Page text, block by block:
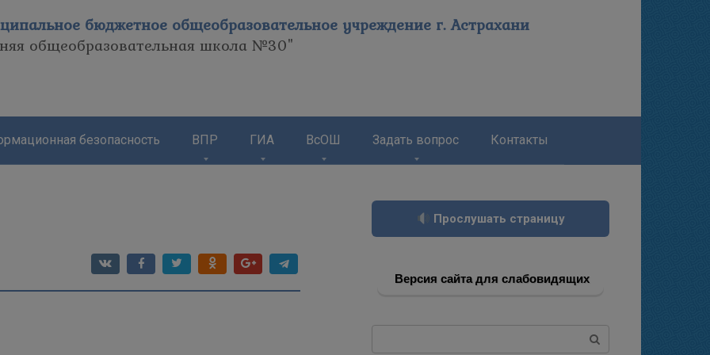
бюджетное общеобразовательное учреждение г. Астрахани
общеобразовательная школа №30"
безопасность ВПР ГИА ВсОШ Задать вопрос Контакты
Прослушать страницу
Версия сайта для слабовидящих